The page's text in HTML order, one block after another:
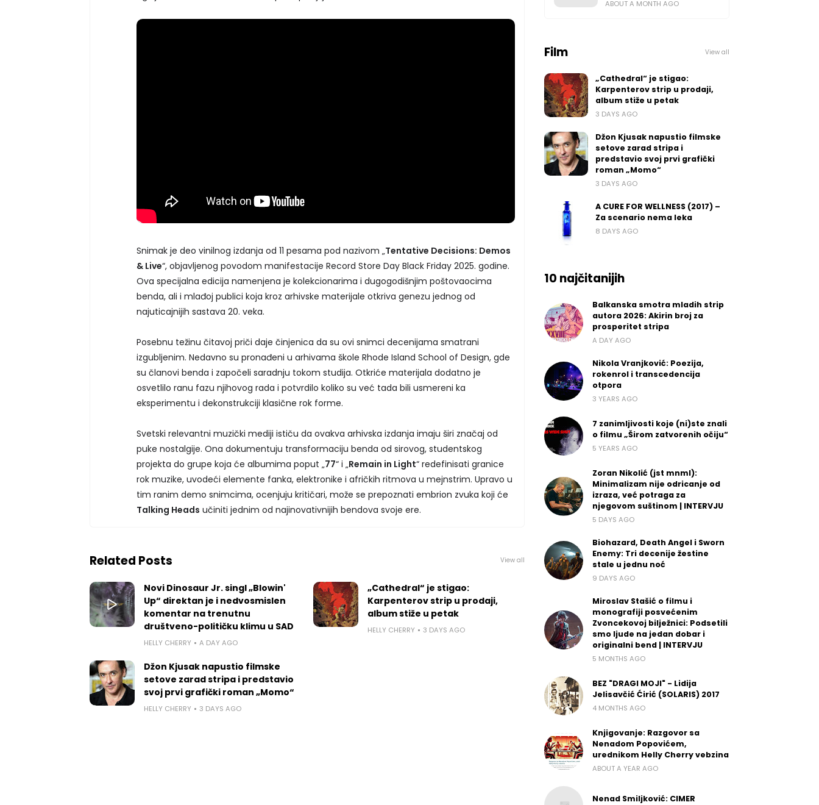
Snimak je deo vinilnog izdanja od 11 pesama pod nazivom „Tentative Decisions: Demos
& Live“, objavljenog povodom manifestacije Record Store Day Black Friday 2025. godine.
Ova specijalna edicija namenjena je kolekcionarima i dugogodišnjim poštovaocima
benda, ali i mlađoj publici koja kroz arhivske materijale otkriva genezu jednog od
najuticajnijih sastava 20. veka.
Posebnu težinu čitavoj priči daje činjenica da su ovi snimci decenijama smatrani
izgubljenim. Nedavno su pronađeni u arhivama škole Rhode Island School of Design, gde
su članovi benda i započeli saradnju tokom studija. Otkriće materijala dodatno je
osvetlilo ranu fazu njihovog rada i potvrdilo koliko su već tada bili usmereni ka
eksperimentu i dekonstrukciji klasične rok forme.
Svetski relevantni muzički mediji ističu da ovakva arhivska izdanja imaju širi značaj od
puke nostalgije. Ona dokumentuju transformaciju benda od sirovog, studentskog
projekta do grupe koja će albumima poput „77“ i „Remain in Light“ redefinisati granice
rok muzike, uvodeći elemente fanka, elektronike i afričkih ritmova u mejnstrim. Upravo u
tim ranim demo snimcima, ocenjuju kritičari, može se prepoznati embrion zvuka koji će
Talking Heads učiniti jednim od najinovativnijih bendova svoje ere.
Related Posts View all
Novi Dinosaur Jr. singl „Blowin'
Up“ direktan je i nedvosmislen
komentar na trenutnu
društveno-političku klimu u SAD
HELLY CHERRY A DAY AGO
„Cathedral“ je stigao:
Karpenterov strip u prodaji,
album stiže u petak
HELLY CHERRY 3 DAYS AGO
Džon Kjusak napustio filmske
setove zarad stripa i predstavio
svoj prvi grafički roman „Momo“
HELLY CHERRY 3 DAYS AGO
ABOUT A MONTH AGO
Film View all
„Cathedral“ je stigao:
Karpenterov strip u prodaji,
album stiže u petak
3 DAYS AGO
Džon Kjusak napustio filmske
setove zarad stripa i
predstavio svoj prvi grafički
roman „Momo“
3 DAYS AGO
A CURE FOR WELLNESS (2017) –
Za scenario nema leka
8 DAYS AGO
10 najčitanijih
Balkanska smotra mladih strip
autora 2026: Akirin broj za
prosperitet stripa
A DAY AGO
Nikola Vranjković: Poezija,
rokenrol i transcedencija
otpora
3 YEARS AGO
7 zanimljivosti koje (ni)ste znali
o filmu „Širom zatvorenih očiju“
5 YEARS AGO
Zoran Nikolić (jst mnml):
Minimalizam nije odricanje od
izraza, već potraga za
njegovom suštinom | INTERVJU
5 DAYS AGO
Biohazard, Death Angel i Sworn
Enemy: Tri decenije žestine
stale u jednu noć
9 DAYS AGO
Miroslav Stašić o filmu i
monografiji posvećenim
Zvoncekovoj bilježnici: Podsetili
smo ljude na jedan dobar i
originalni bend | INTERVJU
5 MONTHS AGO
BEZ "DRAGI MOJI" - Lidija
Jelisavčić Ćirić (SOLARIS) 2017
4 MONTHS AGO
Knjigovanje: Razgovor sa
Nenadom Popovićem,
urednikom Helly Cherry vebzina
ABOUT A YEAR AGO
Nenad Smiljković: CIMER